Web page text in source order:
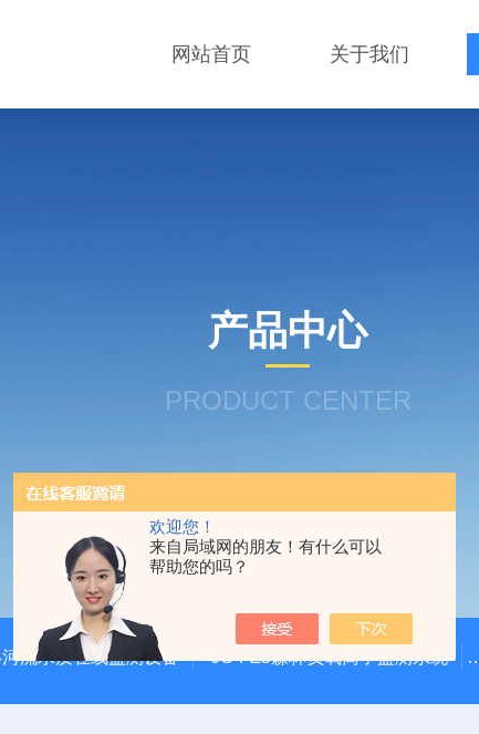
欢迎您！
来自局域网的朋友！有什么可以
帮助您的吗？
网站首页 关于我们
产品中心
PRODUCT CENTER
流水质在线监测设备 JC-FZ5森林负氧离子监测系统